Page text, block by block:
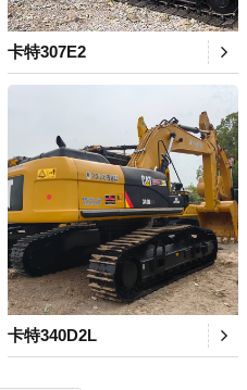
卡特307E2
卡特340D2L